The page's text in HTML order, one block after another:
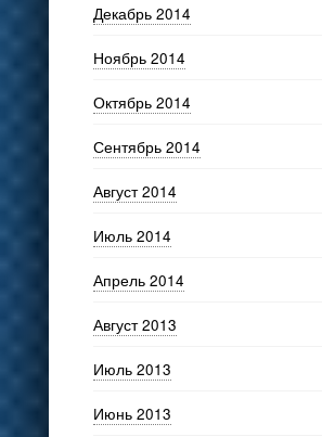
Декабрь 2014
Ноябрь 2014
Октябрь 2014
Сентябрь 2014
Август 2014
Июль 2014
Апрель 2014
Август 2013
Июль 2013
Июнь 2013